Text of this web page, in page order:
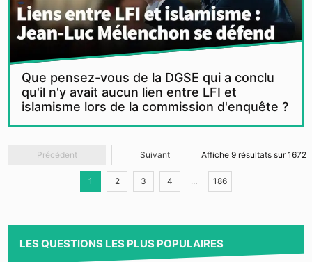
Que pensez-vous de la DGSE qui a conclu
qu'il n'y avait aucun lien entre LFI et
islamisme lors de la commission d'enquête ?
Précédent Suivant Affiche 9 résultats sur1672
1 2 3 4 186
LES QUESTIONS LES PLUS POPULAIRES